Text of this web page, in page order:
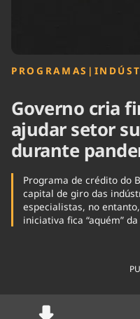
PROGRAMAS |
Governo cria
ajudar setor
durante
Programa de crédito do
capital de giro das
especialistas, no
iniciativa fica “aquém”